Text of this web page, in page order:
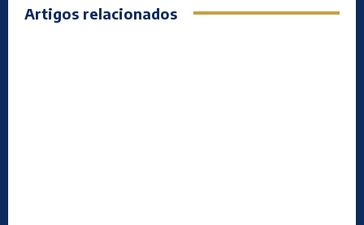
Artigos relacionados